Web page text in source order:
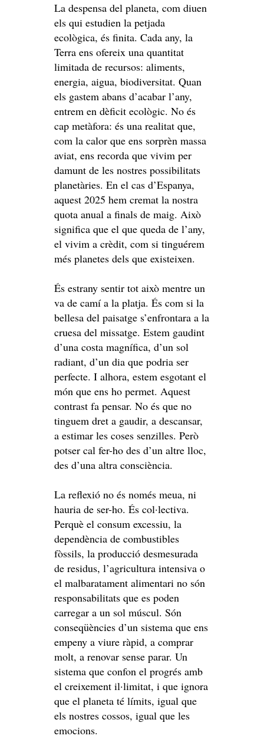
La despensa del planeta, com diuen
els qui estudien la petjada
ecològica, és finita. Cada any, la
Terra ens ofereix una quantitat
limitada de recursos: aliments,
energia, aigua, biodiversitat. Quan
els gastem abans d’acabar l’any,
entrem en dèficit ecològic. No és
cap metàfora: és una realitat que,
com la calor que ens sorprèn massa
aviat, ens recorda que vivim per
damunt de les nostres possibilitats
planetàries. En el cas d’Espanya,
aquest 2025 hem cremat la nostra
quota anual a finals de maig. Això
significa que el que queda de l’any,
el vivim a crèdit, com si tinguérem
més planetes dels que existeixen.
És estrany sentir tot això mentre un
va de camí a la platja. És com si la
bellesa del paisatge s’enfrontara a la
cruesa del missatge. Estem gaudint
d’una costa magnífica, d’un sol
radiant, d’un dia que podria ser
perfecte. I alhora, estem esgotant el
món que ens ho permet. Aquest
contrast fa pensar. No és que no
tinguem dret a gaudir, a descansar,
a estimar les coses senzilles. Però
potser cal fer-ho des d’un altre lloc,
des d’una altra consciència.
La reflexió no és només meua, ni
hauria de ser-ho. És col·lectiva.
Perquè el consum excessiu, la
dependència de combustibles
fòssils, la producció desmesurada
de residus, l’agricultura intensiva o
el malbaratament alimentari no són
responsabilitats que es poden
carregar a un sol múscul. Són
conseqüències d’un sistema que ens
empeny a viure ràpid, a comprar
molt, a renovar sense parar. Un
sistema que confon el progrés amb
el creixement il·limitat, i que ignora
que el planeta té límits, igual que
els nostres cossos, igual que les
emocions.